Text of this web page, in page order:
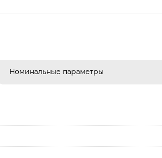
Номинальные параметры